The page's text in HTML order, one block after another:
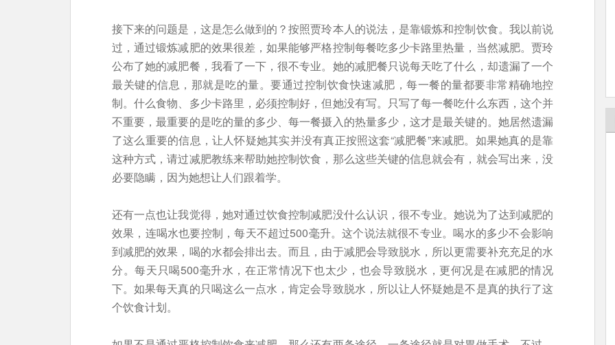
接下来的问题是，这是怎么做到的？按照贾玲本人的说法，是靠锻炼和控制饮食。我以前说
过，通过锻炼减肥的效果很差，如果能够严格控制每餐吃多少卡路里热量，当然减肥。贾玲
公布了她的减肥餐，我看了一下，很不专业。她的减肥餐只说每天吃了什么，却遗漏了一个
最关键的信息，那就是吃的量。要通过控制饮食快速减肥，每一餐的量都要非常精确地控
制。什么食物、多少卡路里，必须控制好，但她没有写。只写了每一餐吃什么东西，这个并
不重要，最重要的是吃的量的多少、每一餐摄入的热量多少，这才是最关键的。她居然遗漏
了这么重要的信息，让人怀疑她其实并没有真正按照这套“减肥餐”来减肥。如果她真的是靠
这种方式，请过减肥教练来帮助她控制饮食，那么这些关键的信息就会有，就会写出来，没
必要隐瞒，因为她想让人们跟着学。
还有一点也让我觉得，她对通过饮食控制减肥没什么认识，很不专业。她说为了达到减肥的
效果，连喝水也要控制，每天不超过500毫升。这个说法就很不专业。喝水的多少不会影响
到减肥的效果，喝的水都会排出去。而且，由于减肥会导致脱水，所以更需要补充充足的水
分。每天只喝500毫升水，在正常情况下也太少，也会导致脱水，更何况是在减肥的情况
下。如果每天真的只喝这么一点水，肯定会导致脱水，所以让人怀疑她是不是真的执行了这
个饮食计划。